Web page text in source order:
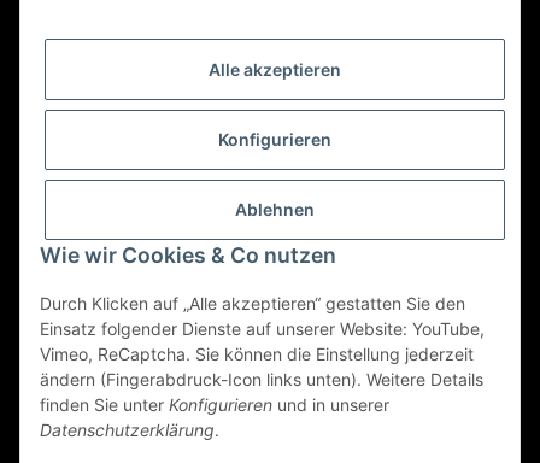
Alle akzeptieren
Konfigurieren
Ablehnen
Wie wir Cookies & Co nutzen
Durch Klicken auf „Alle akzeptieren“ gestatten Sie den
Einsatz folgender Dienste auf unserer Website: YouTube,
Vimeo, ReCaptcha. Sie können die Einstellung jederzeit
ändern (Fingerabdruck-Icon links unten). Weitere Details
finden Sie unter Konfigurieren und in unserer
Datenschutzerklärung.